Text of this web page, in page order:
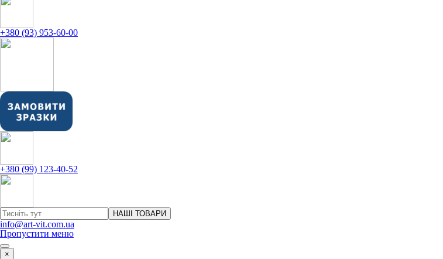
+380 (93) 953-60-00
+380 (99) 123-40-52
НАШІ ТОВАРИ
info@art-vit.com.ua
Пропустити меню
×